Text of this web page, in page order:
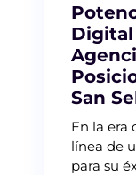
Digital
San
En la era
línea de
para su